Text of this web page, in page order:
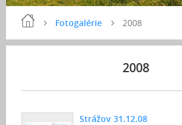
Fotogalérie 2008
2008
Strážov 31.12.08